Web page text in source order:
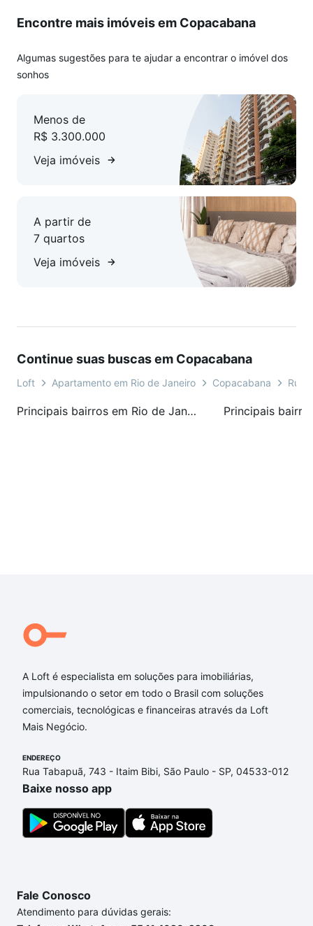
* quarto de serviço
* portaria 24hrs
* vaga de garagem
Agende uma visita com a equipe de pré atendimento.
Encontre mais imóveis em Copacabana
Algumas sugestões para te ajudar a encontrar o imóvel dos
sonhos
Menos de
R$ 3.300.000
Veja imóveis
A partir de
7 quartos
Veja imóveis
Continue suas buscas em Copacabana
Loft Apartamento em Rio de Janeiro Copacabana Rua
Principais bairros em Rio de Janeiro, RJ
A Loft é especialista em soluções para imobiliárias,
impulsionando o setor em todo o Brasil com soluções
comerciais, tecnológicas e financeiras através da Loft
Mais Negócio.
ENDEREÇO
Rua Tabapuã, 743 - Itaim Bibi, São Paulo - SP, 04533-012
Baixe nosso app
Fale Conosco
Atendimento para dúvidas gerais: